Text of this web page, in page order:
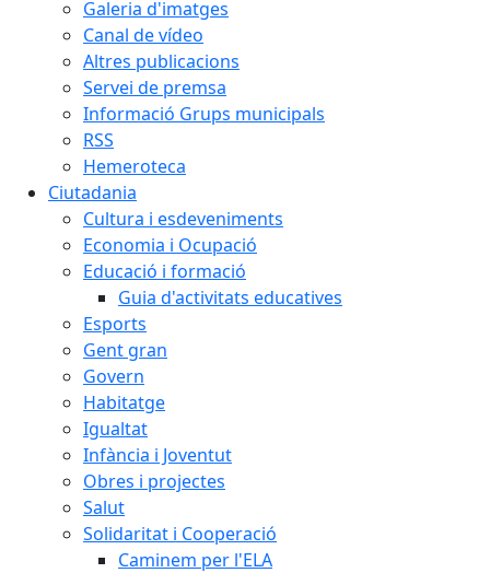
Galeria d'imatges
Canal de vídeo
Altres publicacions
Servei de premsa
Informació Grups municipals
RSS
Hemeroteca
Ciutadania
Cultura i esdeveniments
Economia i Ocupació
Educació i formació
Guia d'activitats educatives
Esports
Gent gran
Govern
Habitatge
Igualtat
Infància i Joventut
Obres i projectes
Salut
Solidaritat i Cooperació
Caminem per l'ELA